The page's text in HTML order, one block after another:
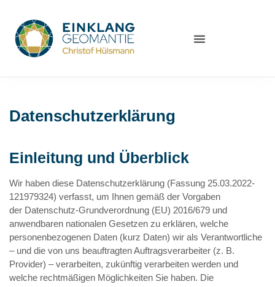
Datenschutzerklärung
Einleitung und Überblick
Wir haben diese Datenschutzerklärung (Fassung 25.03.2022-
121979324) verfasst, um Ihnen gemäß der Vorgaben
der Datenschutz-Grundverordnung (EU) 2016/679 und
anwendbaren nationalen Gesetzen zu erklären, welche
personenbezogenen Daten (kurz Daten) wir als Verantwortliche
– und die von uns beauftragten Auftragsverarbeiter (z. B.
Provider) – verarbeiten, zukünftig verarbeiten werden und
welche rechtmäßigen Möglichkeiten Sie haben. Die